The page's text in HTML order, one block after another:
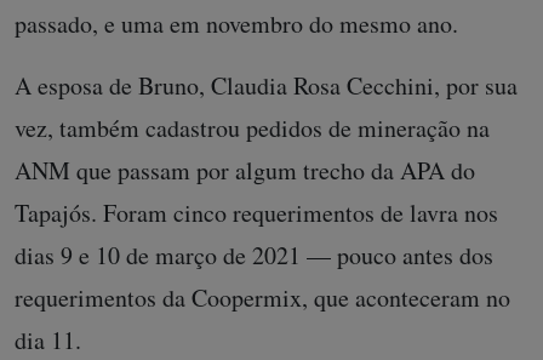
passado, e uma em novembro do mesmo ano.
A esposa de Bruno, Claudia Rosa Cecchini, por sua
vez, também cadastrou pedidos de mineração na
ANM que passam por algum trecho da APA do
Tapajós. Foram cinco requerimentos de lavra nos
dias 9 e 10 de março de 2021 — pouco antes dos
requerimentos da Coopermix, que aconteceram no
dia 11.